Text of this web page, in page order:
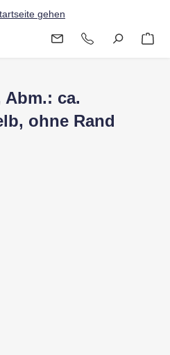
ca.
ohne Rand